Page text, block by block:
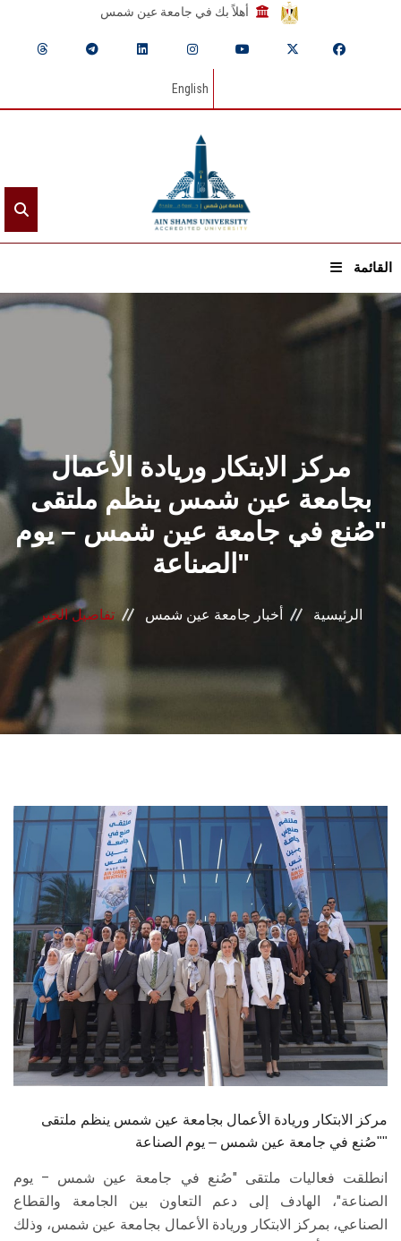
أهلاً بك في جامعة عين شمس
English
القائمة
القطاعـات
الشئون الأكاديمية
البحث العلمي
الرعاية الصحية
المراكز والوحدات
الأنظمة الذكية
الإعلام
الطلاب
هيئة التدريس
الدراسات العليا
الخريجين
الموظفون
الزائـرون
مركز الابتكار وريادة الأعمال
بجامعة عين شمس ينظم ملتقى
"صُنع في جامعة عين شمس – يوم
الصناعة"
الرئيسية أخبار جامعة عين شمس تفاصيل الخبر
مركز الابتكار وريادة الأعمال بجامعة عين شمس ينظم ملتقى
"صُنع في جامعة عين شمس – يوم الصناعة"
انطلقت فعاليات ملتقى "صُنع في جامعة عين شمس – يوم
الصناعة"، الهادف إلى دعم التعاون بين الجامعة والقطاع
الصناعي، بمركز الابتكار وريادة الأعمال بجامعة عين شمس، وذلك